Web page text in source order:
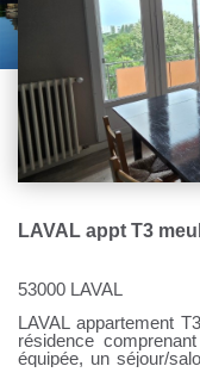
LAVAL appt T3
53000 LAVAL
LAVAL appartement
résidence
équipée, un séjour/